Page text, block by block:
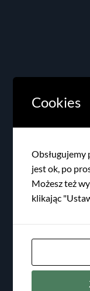
Cookies
Obsługujemy
jest ok, po
Możesz też
klikając